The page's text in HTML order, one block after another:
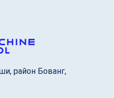
район Бованг,